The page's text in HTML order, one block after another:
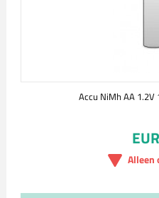
Accu NiMh AA
Alleen